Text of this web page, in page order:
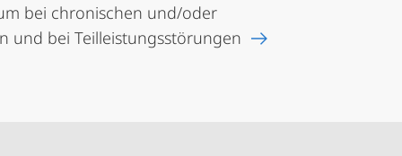
bei chronischen und/oder
und bei Teilleistungsstörungen